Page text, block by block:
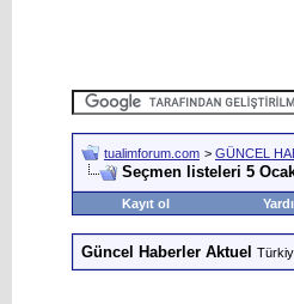
tualimforum.com > GÜNCEL
Seçmen listeleri 5
Kayıt ol
Güncel Haberler Aktuel